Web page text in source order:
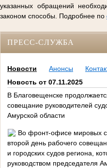
указанных обращений
законом способы. Подробнее по
ПРЕСС-СЛУЖБА
Новости Анонсы
Новость от 07.11.2025
В Благовещенске
совещание руководителей
Амурской области
Во фронт-офисе мировых
второй день рабочего
и городских судов региона,
руководством председателя